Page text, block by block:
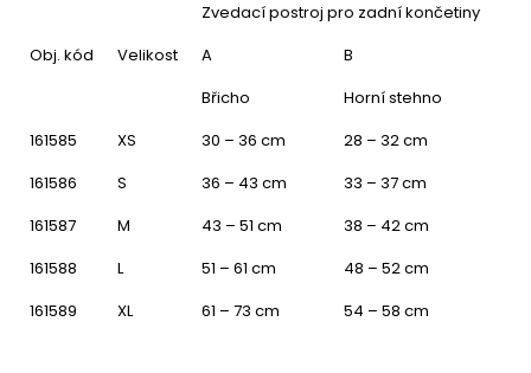
Obj. kód Velikost
Zvedací postroj pro zadní končetiny
A
B
Břicho
Horní stehno
161585
XS 30 – 36 cm
28 – 32 cm
161586
S 36 – 43 cm
33 – 37 cm
161587
M 43 – 51 cm
38 – 42 cm
161588
L 51 – 61 cm
48 – 52 cm
161589
XL 61 – 73 cm 54 – 58 cm